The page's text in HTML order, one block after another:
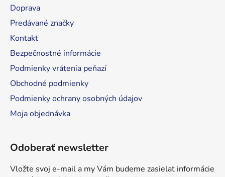
Doprava
Predávané značky
Kontakt
Bezpečnostné informácie
Podmienky vrátenia peňazí
Obchodné podmienky
Podmienky ochrany osobných údajov
Moja objednávka
Odoberať newsletter
Vložte svoj e-mail a my Vám budeme zasielať informácie